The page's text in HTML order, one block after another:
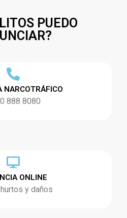
PUEDO
NARCOTRÁFICO
888 8080
ONLINE
y daños